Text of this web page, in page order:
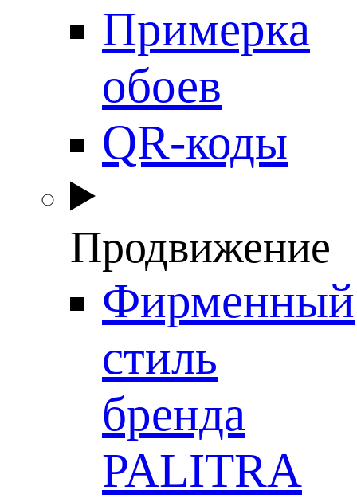
Примерка
обоев
QR-коды
Продвижение
Фирменный
стиль
бренда
PALITRA